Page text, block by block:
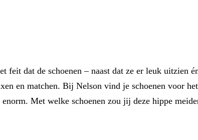
feit dat de schoenen – naast dat ze er leuk uitzien
en matchen. Bij Nelson vind je schoenen voor
Met welke schoenen zou jij deze hippe